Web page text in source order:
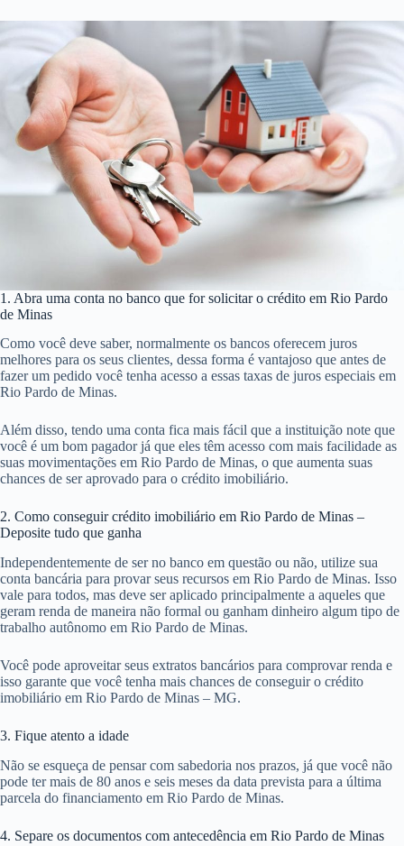
1. Abra uma conta no banco que for solicitar o crédito em Rio Pardo
de Minas
Como você deve saber, normalmente os bancos oferecem juros
melhores para os seus clientes, dessa forma é vantajoso que antes de
fazer um pedido você tenha acesso a essas taxas de juros especiais em
Rio Pardo de Minas.
Além disso, tendo uma conta fica mais fácil que a instituição note que
você é um bom pagador já que eles têm acesso com mais facilidade as
suas movimentações em Rio Pardo de Minas, o que aumenta suas
chances de ser aprovado para o crédito imobiliário.
2. Como conseguir crédito imobiliário em Rio Pardo de Minas –
Deposite tudo que ganha
Independentemente de ser no banco em questão ou não, utilize sua
conta bancária para provar seus recursos em Rio Pardo de Minas. Isso
vale para todos, mas deve ser aplicado principalmente a aqueles que
geram renda de maneira não formal ou ganham dinheiro algum tipo de
trabalho autônomo em Rio Pardo de Minas.
Você pode aproveitar seus extratos bancários para comprovar renda e
isso garante que você tenha mais chances de conseguir o crédito
imobiliário em Rio Pardo de Minas – MG.
3. Fique atento a idade
Não se esqueça de pensar com sabedoria nos prazos, já que você não
pode ter mais de 80 anos e seis meses da data prevista para a última
parcela do financiamento em Rio Pardo de Minas.
4. Separe os documentos com antecedência em Rio Pardo de Minas